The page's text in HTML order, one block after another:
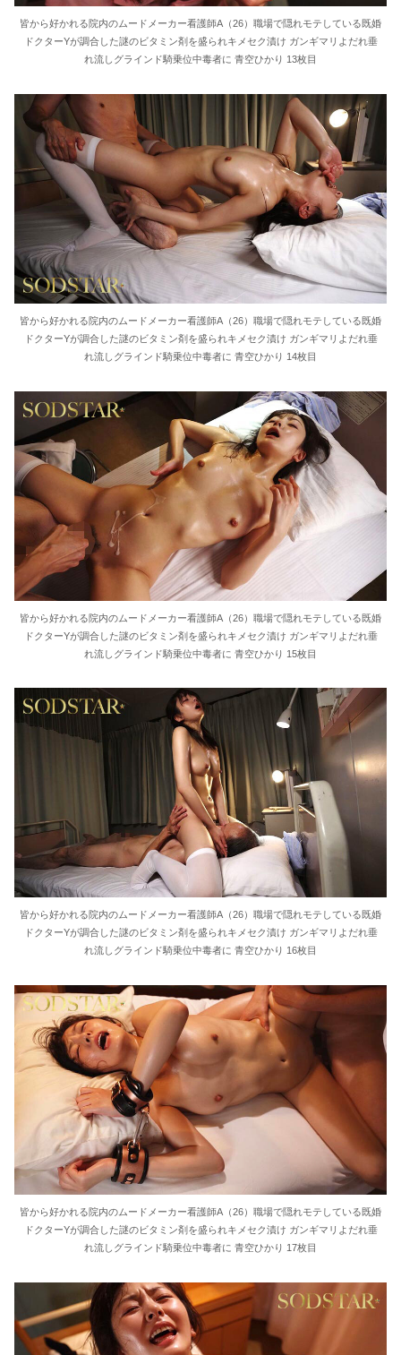
皆から好かれる院内のムードメーカー看護師A（26）職場で隠れモテしている既婚
ドクターYが調合した謎のビタミン剤を盛られキメセク漬け ガンギマリよだれ垂
れ流しグラインド騎乗位中毒者に 青空ひかり 13枚目
皆から好かれる院内のムードメーカー看護師A（26）職場で隠れモテしている既婚
ドクターYが調合した謎のビタミン剤を盛られキメセク漬け ガンギマリよだれ垂
れ流しグラインド騎乗位中毒者に 青空ひかり 14枚目
皆から好かれる院内のムードメーカー看護師A（26）職場で隠れモテしている既婚
ドクターYが調合した謎のビタミン剤を盛られキメセク漬け ガンギマリよだれ垂
れ流しグラインド騎乗位中毒者に 青空ひかり 15枚目
皆から好かれる院内のムードメーカー看護師A（26）職場で隠れモテしている既婚
ドクターYが調合した謎のビタミン剤を盛られキメセク漬け ガンギマリよだれ垂
れ流しグラインド騎乗位中毒者に 青空ひかり 16枚目
皆から好かれる院内のムードメーカー看護師A（26）職場で隠れモテしている既婚
ドクターYが調合した謎のビタミン剤を盛られキメセク漬け ガンギマリよだれ垂
れ流しグラインド騎乗位中毒者に 青空ひかり 17枚目